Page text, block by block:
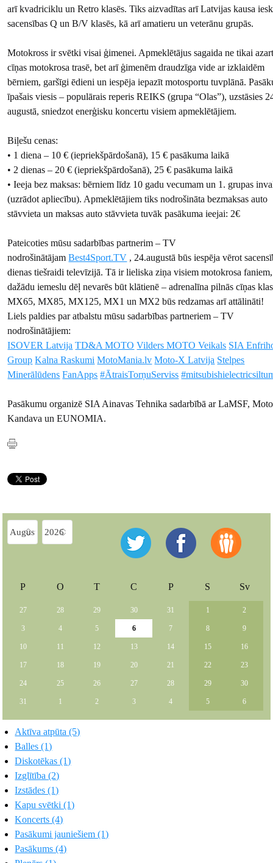
arī kvadriciklu un Retro klasēs. Tiks aizvadītas arī Latvijas kausa
sacensības Q un B/V klasēs, kā arī amatieru un veterānu grupās.
Motokross ir svētki visai ģimenei. Apmeklētājus sagaida ne tikai
cīņas motokrosa trasē, bet arī ģimenēm draudzīga vide ar izklaidēm
bērniem, garšīgi ēdieni un iespēja iepazīt motosportu tuvplānā.
īpašais viesis – populārais reperis REIKS (grupa “Olas”), uzstāsies
augustā, sniedzot enerģisku koncertu visiem apmeklētājiem.
Biļešu cenas:
• 1 diena – 10 € (iepriekšpārdošanā), 15 € pasākuma laikā
• 2 dienas – 20 € (iepriekšpārdošanā), 25 € pasākuma laikā
• Ieeja bez maksas: bērniem līdz 10 gadu vecumam un 1. grupas
(uzrādot apliecību). Apmeklētājiem tiks nodrošināta bezmaksas auto
stāvvieta un maksas auto stāvvieta tuvāk pasākuma ieejai: 2€
Pateicoties mūsu sadarbības partnerim – TV
nodrošinātājamBest4Sport.TV , 24.augustā būs iespēja vērot
dienas tiešraidi televīzijā. Tā ir lieliska ziņa visiem motokrosa
dažādu iemeslu dēļ nevarēs būt klātienē – adrenalīna pilnās cīņas
MX65, MX85, MX125, MX1 un MX2 būs redzamas arī attālināti!
Liels paldies par atbalstu mūsu sadarbības partneriem – TV
nodrošinātājiem:
ISOVER Latvija TD&A MOTO Vilders MOTO Veikals SIA
Group Kalna Raskumi MotoMania.lv Moto-X Latvija Stelpes
Minerālūdens FanApps #ĀtraisTorņuServiss
Pasākumu organizē SIA Ainavas Tehnika sadarbībā ar LaMSF,
Kandava un EUNOMIA.
P O T C P S Sv
27 28 29 30 31 1 2
3 4 5 6 7 8 9
10 11 12 13 14 15 16
17 18 19 20 21 22 23
24 25 26 27 28 29 30
31 1 2 3 4 5 6
Aktīva atpūta (5)
Balles (1)
Diskotēkas (1)
Izglītība (2)
Izstādes (1)
Kapu svētki (1)
Koncerts (4)
Pasākumi jauniešiem (1)
Pasākums (4)